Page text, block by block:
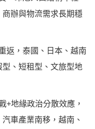
辦與物流需求長期穩
返，泰國、日本、越南
、短租型、文旅型地
+地緣政治分散效應，
車產業南移，越南、